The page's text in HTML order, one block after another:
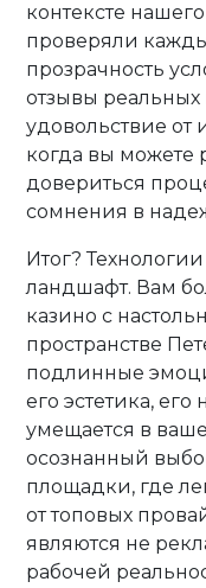
контексте
проверяли
прозрачность
отзывы
удовольствие от
когда вы можете
довериться
сомнения в
Итог?
ландшафт. Вам
казино с
пространстве
подлинные
его эстетика,
умещается в
осознанный
площадки, где
от топовых
являются не
рабочей